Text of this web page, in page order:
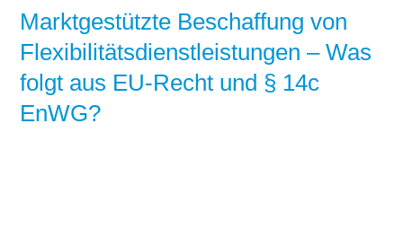
Marktgestützte Beschaffung von
Flexibilitätsdienstleistungen – Was
folgt aus EU-Recht und § 14c
EnWG?